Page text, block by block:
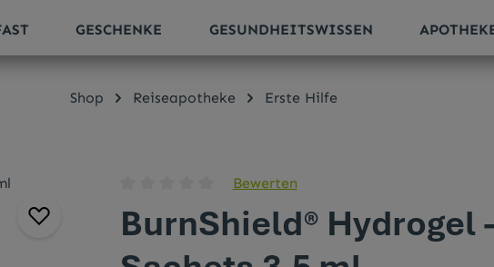
GESCHENKE GESUNDHEITSWISSEN
Shop Reiseapotheke Erste Hilfe
Bewerten
BurnShield® Hydrogel